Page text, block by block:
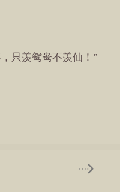
只羡鸳鸯不羡仙！”